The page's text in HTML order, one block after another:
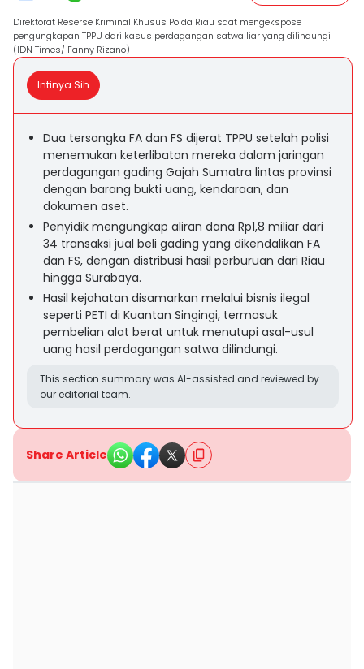
Direktorat Reserse Kriminal Khusus Polda Riau saat mengekspose
pengungkapan TPPU dari kasus perdagangan satwa liar yang dilindungi
(IDN Times/ Fanny Rizano)
Intinya Sih
Dua tersangka FA dan FS dijerat TPPU setelah polisi
menemukan keterlibatan mereka dalam jaringan
perdagangan gading Gajah Sumatra lintas provinsi
dengan barang bukti uang, kendaraan, dan
dokumen aset.
Penyidik mengungkap aliran dana Rp1,8 miliar dari
34 transaksi jual beli gading yang dikendalikan FA
dan FS, dengan distribusi hasil perburuan dari Riau
hingga Surabaya.
Hasil kejahatan disamarkan melalui bisnis ilegal
seperti PETI di Kuantan Singingi, termasuk
pembelian alat berat untuk menutupi asal-usul
uang hasil perdagangan satwa dilindungi.
This section summary was AI-assisted and reviewed by
our editorial team.
Share Article